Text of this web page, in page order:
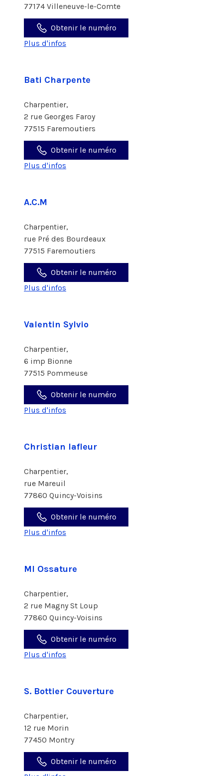
77174 Villeneuve-le-Comte
Obtenir le numéro
Plus d'infos
Bati Charpente
Charpentier,
2 rue Georges Faroy
77515 Faremoutiers
Obtenir le numéro
Plus d'infos
A.C.M
Charpentier,
rue Pré des Bourdeaux
77515 Faremoutiers
Obtenir le numéro
Plus d'infos
Valentin Sylvio
Charpentier,
6 imp Bionne
77515 Pommeuse
Obtenir le numéro
Plus d'infos
Christian lafleur
Charpentier,
rue Mareuil
77860 Quincy-Voisins
Obtenir le numéro
Plus d'infos
Ml Ossature
Charpentier,
2 rue Magny St Loup
77860 Quincy-Voisins
Obtenir le numéro
Plus d'infos
S. Bottier Couverture
Charpentier,
12 rue Morin
77450 Montry
Obtenir le numéro